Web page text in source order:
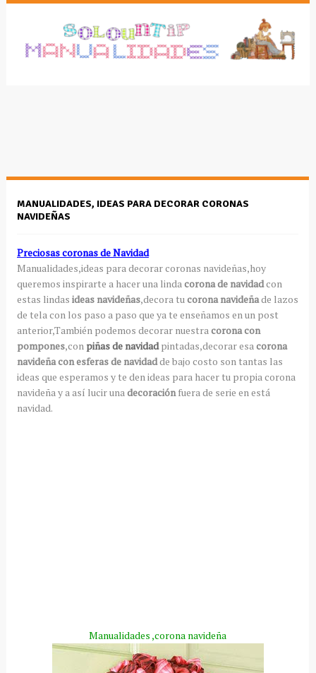
MANUALIDADES, IDEAS PARA DECORAR CORONAS
NAVIDEÑAS
Preciosas coronas de Navidad
Manualidades,ideas para decorar coronas navideñas,hoy
queremos inspirarte a hacer una lindacorona de navidadcon
estas lindas ideas navideñas,decora tucorona navideñade lazos
de tela con los paso a paso que ya te enseñamos en un post
anterior,También podemos decorar nuestracorona con
pompones,conpiñas de navidadpintadas,decorar esacorona
navideña con esferas de navidadde bajo costo son tantas las
ideas que esperamos y te den ideas para hacer tu propia corona
navideña y aasí lucir unadecoraciónfuera de serie en está
navidad.
Manualidades ,corona navideña